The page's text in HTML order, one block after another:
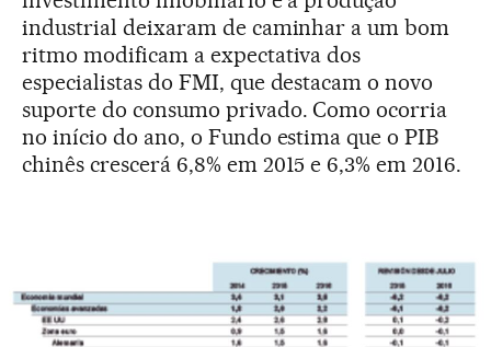
industrial deixaram de caminhar a um bom
ritmo modificam a expectativa dos
especialistas do FMI, que destacam o novo
suporte do consumo privado. Como ocorria
no início do ano, o Fundo estima que o PIB
chinês crescerá 6,8% em 2015 e 6,3% em 2016.